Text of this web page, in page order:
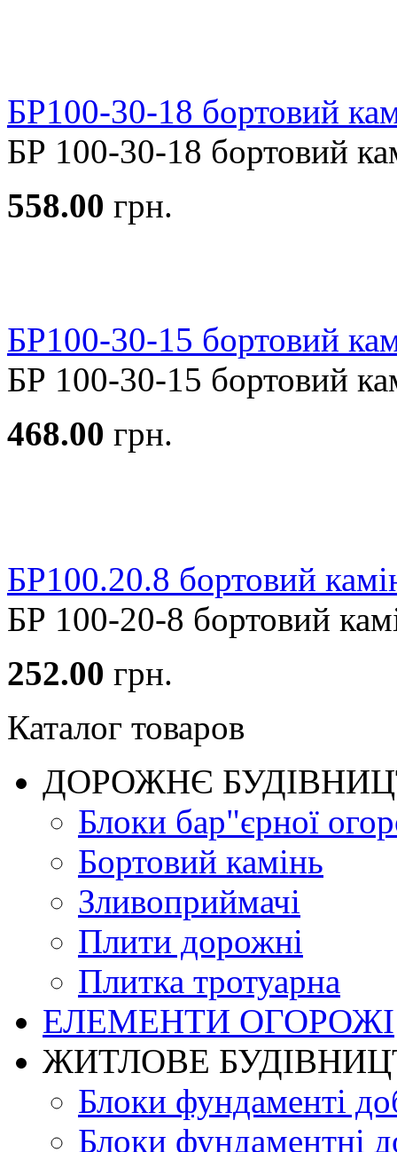
БР100-30-18 бортовий
БР 100-30-18 бортовий
558.00 грн.
БР100-30-15 бортовий
БР 100-30-15 бортовий
468.00 грн.
БР100.20.8 бортовий
БР 100-20-8 бортовий
252.00 грн.
Каталог товаров
ДОРОЖНЄ
Блоки бар"єрної
Бортовий камінь
Зливоприймачі
Плити дорожні
Плитка тротуарна
ЕЛЕМЕНТИ ОГОРОЖІ
ЖИТЛОВЕ
Блоки фундаменті
Блоки фундаментні